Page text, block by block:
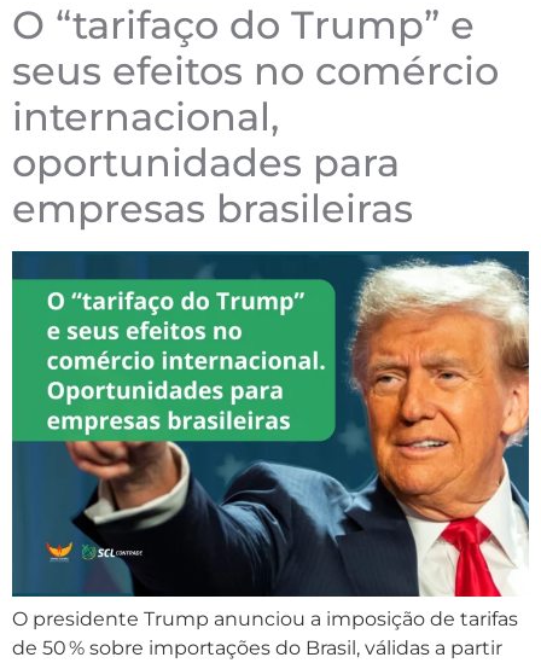
O “tarifaço do Trump” e
seus efeitos no comércio
internacional,
oportunidades para
empresas brasileiras
O presidente Trump anunciou a imposição de tarifas
de 50 % sobre importações do Brasil, válidas a partir